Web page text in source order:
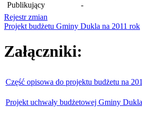
Publikujący
-
Rejestr zmian
Projekt budżetu Gminy Dukla na 2011 rok
Załączniki:
Część opisowa do projektu budżetu na
Projekt uchwały budżetowej Gminy